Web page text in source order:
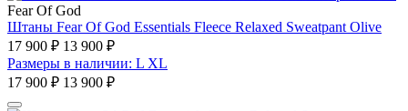
Fear Of God
Штаны Fear Of God Essentials Fleece Relaxed Sweatpant Olive
17 900 ₽ 13 900 ₽
Размеры в наличии: L XL
17 900 ₽ 13 900 ₽